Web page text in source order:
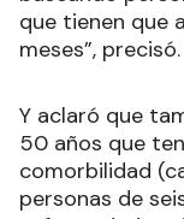
que tienen que
meses”, precisó.
Y aclaró que
50 años que
comorbilidad
personas de